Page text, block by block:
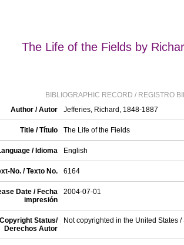
The Life of the Fields by
BIBLIOGRAPHIC RECORD / REGISTRO
Author / Autor
Jefferies, Richard, 1848-1887
Title / Título The Life of the Fields
/ Idioma English
No. / Texto No. 6164
Date / Fecha
impresión
2004-07-01
Copyright Status/
Derechos Autor
Not copyrighted in the United States